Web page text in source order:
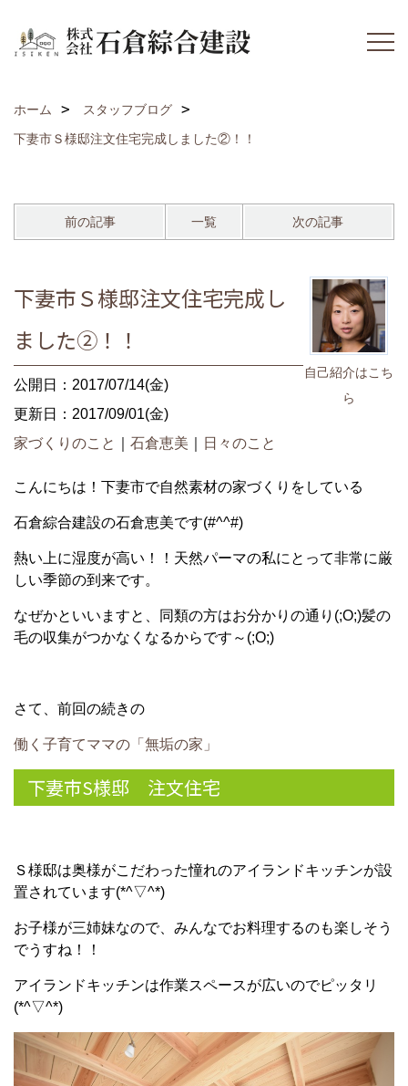
ホーム
スタッフブログ
下妻市Ｓ様邸注文住宅完成しました②！！
前の記事 一覧 次の記事
自己紹介はこち
ら
下妻市Ｓ様邸注文住宅完成し
ました②！！
公開日：2017/07/14(金)
更新日：2017/09/01(金)
家づくりのこと
石倉恵美 日々のこと
こんにちは！下妻市で自然素材の家づくりをしている
石倉綜合建設の石倉恵美です(#^^#)
熱い上に湿度が高い！！天然パーマの私にとって非常に厳
しい季節の到来です。
なぜかといいますと、同類の方はお分かりの通り(;O;)髪の
毛の収集がつかなくなるからです～(;O;)
さて、前回の続きの
働く子育てママの「無垢の家」
下妻市S様邸 注文住宅
Ｓ様邸は奥様がこだわった憧れのアイランドキッチンが設
置されています(*^▽^*)
お子様が三姉妹なので、みんなでお料理するのも楽しそう
でうすね！！
アイランドキッチンは作業スペースが広いのでピッタリ
(*^▽^*)